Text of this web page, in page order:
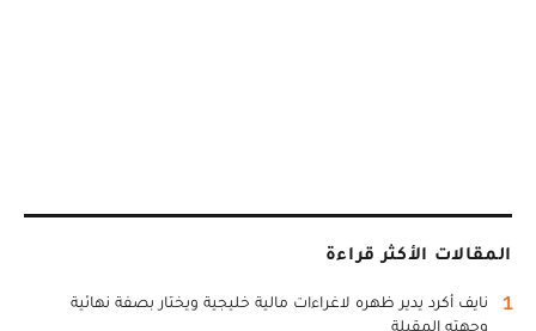
المقالات الأكثر قراءة
1
نايف أكرد يدير ظهره لاغراءات مالية خليجية ويختار بصفة نهائية
وجهته المقبلة